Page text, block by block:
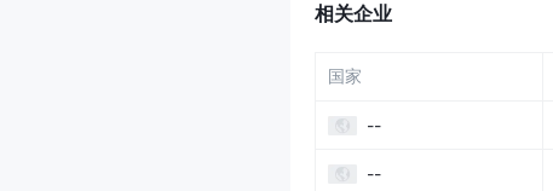
相关企业
国家
--
--